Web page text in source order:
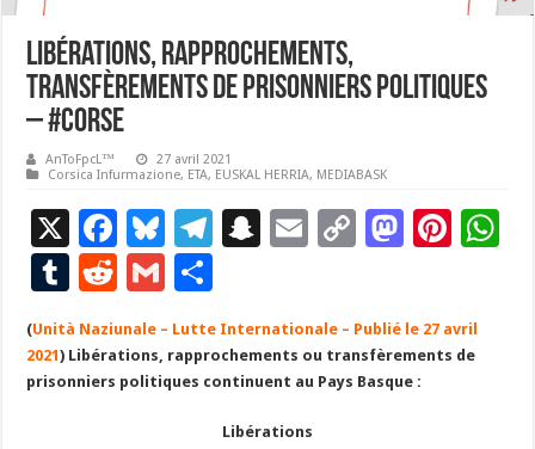
Libérations, rapprochements,
transfèrements de prisonniers politiques
– #Corse
AnToFpcL™
27 avril 2021
Corsica Infurmazione, ETA, EUSKAL HERRIA, MEDIABASK
X
F
ac
e
b
o
Bl
u
es
ky
T
gr
a
m
S
p
c
h
E
l
C
y
Li
M
d
o
Pi
es
T
u
m
bl
R
d
di
G
ai
l
ta
g
er
(Unità Naziunale – Lutte Internationale – Publié le 27 avril
2021) Libérations, rapprochements ou transfèrements de
prisonniers politiques continuent au Pays Basque :
Libérations